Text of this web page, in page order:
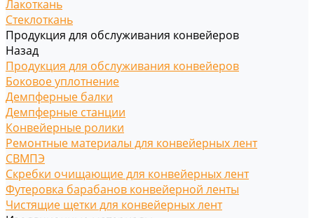
Лакоткань
Стеклоткань
Продукция для обслуживания конвейеров
Назад
Продукция для обслуживания конвейеров
Боковое уплотнение
Демпферные балки
Демпферные станции
Конвейерные ролики
Ремонтные материалы для конвейерных лент
СВМПЭ
Скребки очищающие для конвейерных лент
Футеровка барабанов конвейерной ленты
Чистящие щетки для конвейерных лент